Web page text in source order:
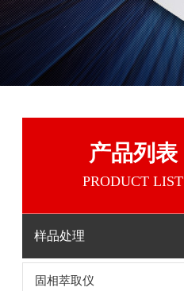
产品列表
PRODUCT LIST
样品处理
固相萃取仪